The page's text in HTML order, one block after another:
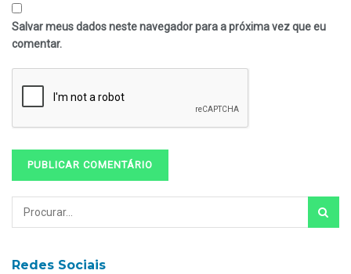
Salvar meus dados neste navegador para a próxima vez que eu
comentar.
Redes Sociais